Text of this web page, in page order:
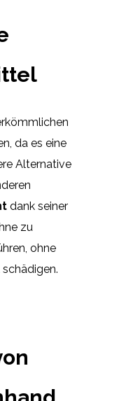
da es eine
Alternative
dank seiner
zu
ohne